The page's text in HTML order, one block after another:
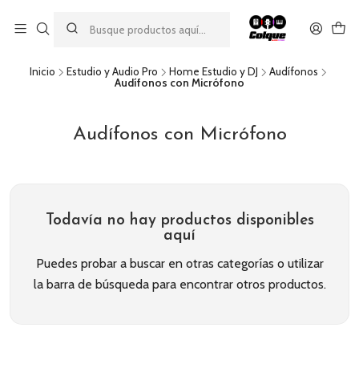
descuento por pago con transferencia bancaria
por una compra mínima de $49.990. Este descuento no es
acumulable a otras promociones ni aplicable a gastos de envío.
Inicio Estudio y Audio Pro Home Estudio y DJ
Audífonos
Audífonos con Micrófono
Audífonos con Micrófono
Todavía no hay productos disponibles
aquí
Puedes probar a buscar en otras categorías o utilizar
la barra de búsqueda para encontrar otros productos.